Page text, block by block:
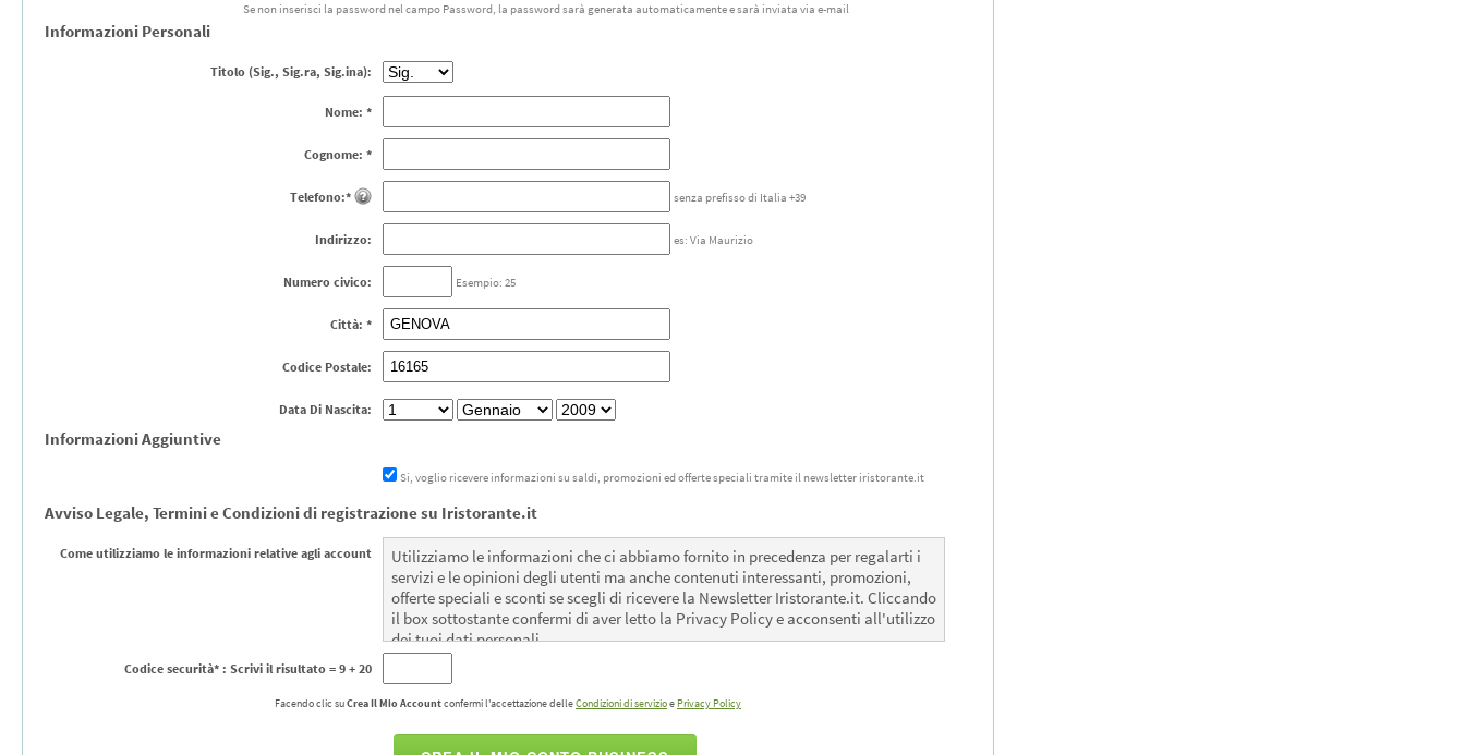
Se non inserisci la password nel campo Password, la password sarà generata automaticamente e sarà inviata via e-mail
Informazioni Personali
Titolo (Sig., Sig.ra, Sig.ina):
Nome: *
Cognome: *
Telefono:* senza prefisso di Italia +39
Indirizzo: es: Via Maurizio
Numero civico: Esempio: 25
Città: *
Codice Postale:
Data Di Nascita:
Informazioni Aggiuntive
Si, voglio ricevere informazioni su saldi, promozioni ed offerte speciali tramite il newsletter iristorante.it
Avviso Legale, Termini e Condizioni di registrazione su Iristorante.it
Come utilizziamo le informazioni relative agli account
Utilizziamo le informazioni che ci abbiamo fornito in precedenza per regalarti i
servizi e le opinioni degli utenti ma anche contenuti interessanti, promozioni,
offerte speciali e sconti se scegli di ricevere la Newsletter Iristorante.it. Cliccando
il box sottostante confermi di aver letto la Privacy Policy e acconsenti all'utilizzo
dei tuoi dati personali.
Codice securità* : Scrivi il risultato = 9 + 20
Facendo clic suCrea Il Mio Accountconfermi l'accettazione delleCondizioni di servizioe Privacy Policy